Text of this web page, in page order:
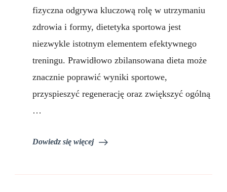
jeść,
by
efektywnie
fizyczna odgrywa kluczową rolę w utrzymaniu
zdrowia i formy, dietetyka sportowa jest
niezwykle istotnym elementem efektywnego
treningu. Prawidłowo zbilansowana dieta może
znacznie poprawić wyniki sportowe,
przyspieszyć regenerację oraz zwiększyć ogólną
…
Dowiedz się więcej